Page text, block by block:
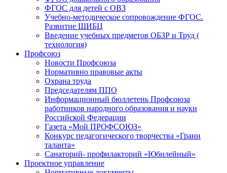
ФГОС для детей с ОВЗ
Учебно-методическое сопровождение ФГОС.
Развитие ШИБЦ
Введение учебных предметов ОБЗР и Труд (
технология)
Профсоюз
Новости Профсоюза
Нормативно правовые акты
Охрана труда
Председателям ППО
Информационный бюллетень Профсоюза
работников народного образования и науки
Российской Федерации
Газета «Мой ПРОФСОЮЗ»
Конкурс педагогического творчества «Грани
таланта»
Санаторий- профилакторий «Юбилейный»
Проектное управление